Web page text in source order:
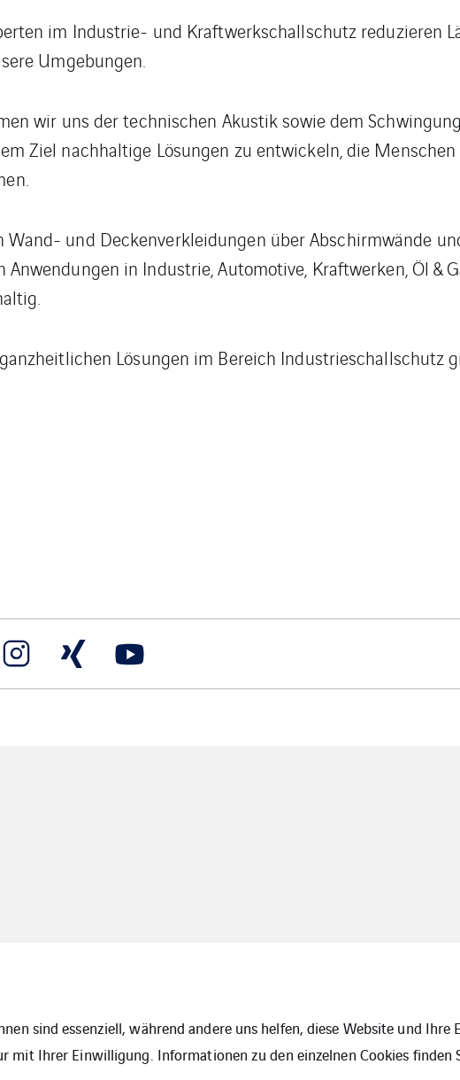
im Industrie- und Kraftwerkschallschutz reduzieren
Umgebungen.
wir uns der technischen Akustik sowie dem
Ziel nachhaltige Lösungen zu entwickeln, die Menschen
Wand- und Deckenverkleidungen über Abschirmwände
in Industrie, Automotive, Kraftwerken, Öl &
Lösungen im Bereich Industrieschallschutz
sind essenziell, während andere uns helfen, diese Website und
Ihrer Einwilligung. Informationen zu den einzelnen Cookies finden